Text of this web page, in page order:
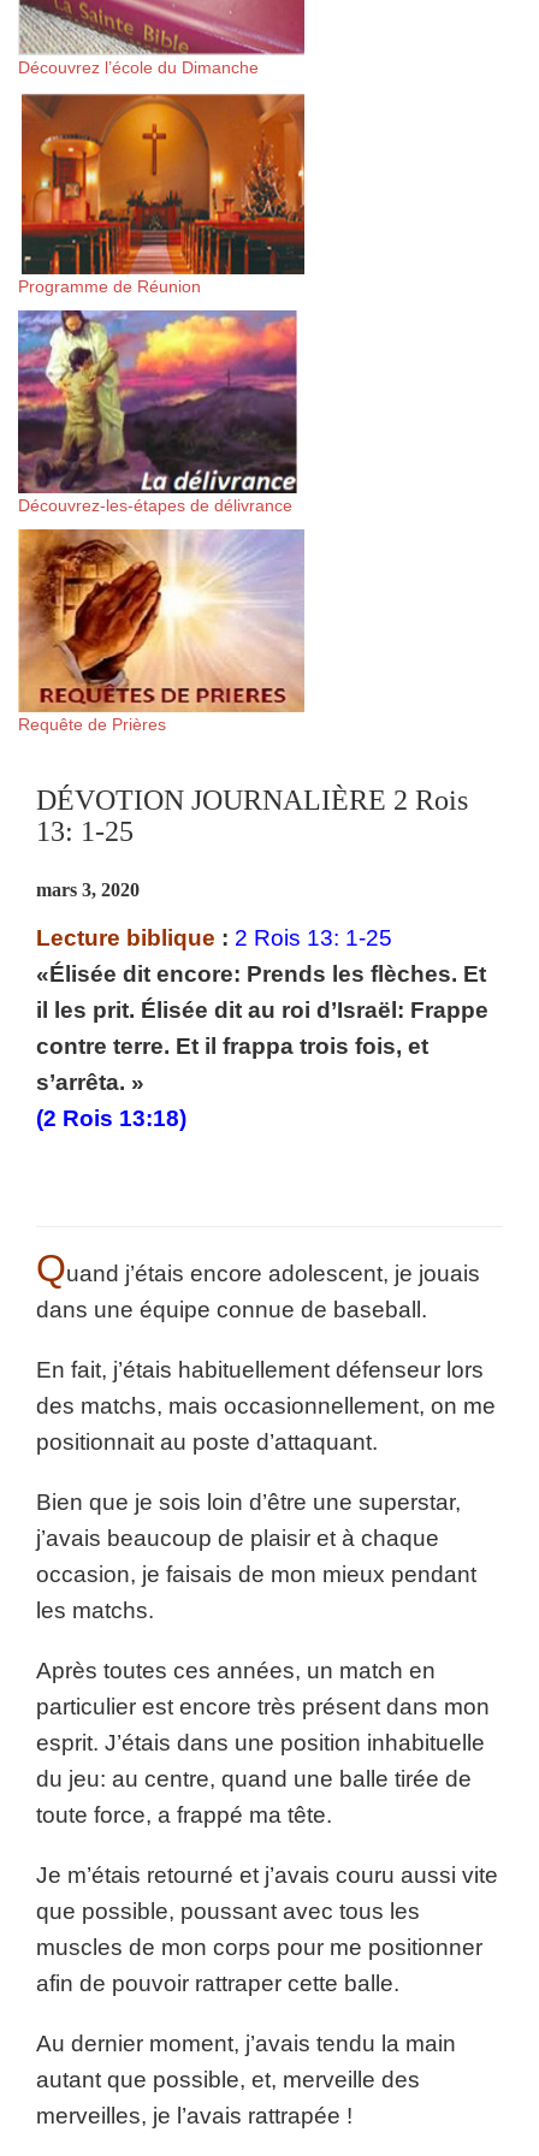
Découvrez l’école du Dimanche
Programme de Réunion
Découvrez-les-étapes de délivrance
Requête de Prières
DÉVOTION JOURNALIÈRE 2 Rois
13: 1-25
mars 3, 2020
Lecture biblique : 2 Rois 13: 1-25
«Élisée dit encore: Prends les flèches. Et
il les prit. Élisée dit au roi d’Israël: Frappe
contre terre. Et il frappa trois fois, et
s’arrêta. »
(2 Rois 13:18)
Quand j’étais encore adolescent, je jouais
dans une équipe connue de baseball.
En fait, j’étais habituellement défenseur lors
des matchs, mais occasionnellement, on me
positionnait au poste d’attaquant.
Bien que je sois loin d’être une superstar,
j’avais beaucoup de plaisir et à chaque
occasion, je faisais de mon mieux pendant
les matchs.
Après toutes ces années, un match en
particulier est encore très présent dans mon
esprit. J’étais dans une position inhabituelle
du jeu: au centre, quand une balle tirée de
toute force, a frappé ma tête.
Je m’étais retourné et j’avais couru aussi vite
que possible, poussant avec tous les
muscles de mon corps pour me positionner
afin de pouvoir rattraper cette balle.
Au dernier moment, j’avais tendu la main
autant que possible, et, merveille des
merveilles, je l’avais rattrapée !